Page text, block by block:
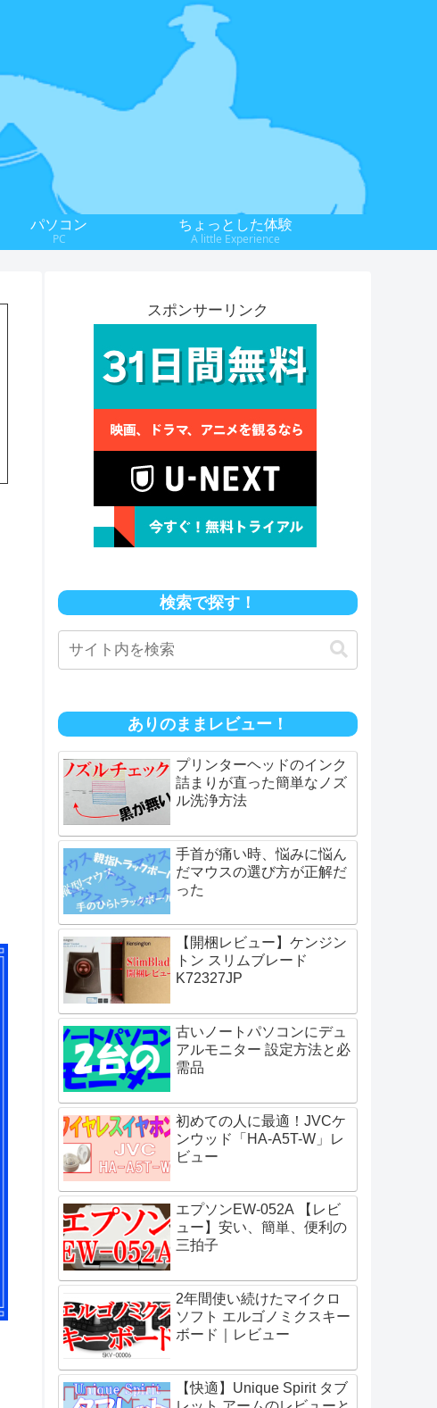
パソコン
PC
ちょっとした体験
A little Experience
スポンサーリンク
検索で探す！
ありのままレビュー！
プリンターヘッドのインク
詰まりが直った簡単なノズ
ル洗浄方法
手首が痛い時、悩みに悩ん
だマウスの選び方が正解だ
った
【開梱レビュー】ケンジン
トン スリムブレード
K72327JP
古いノートパソコンにデュ
アルモニター 設定方法と必
需品
初めての人に最適！JVCケ
ンウッド「HA-A5T-W」レ
ビュー
エプソンEW-052A 【レビ
ュー】安い、簡単、便利の
三拍子
2年間使い続けたマイクロ
ソフト エルゴノミクスキー
ボード｜レビュー
【快適】Unique Spirit タブ